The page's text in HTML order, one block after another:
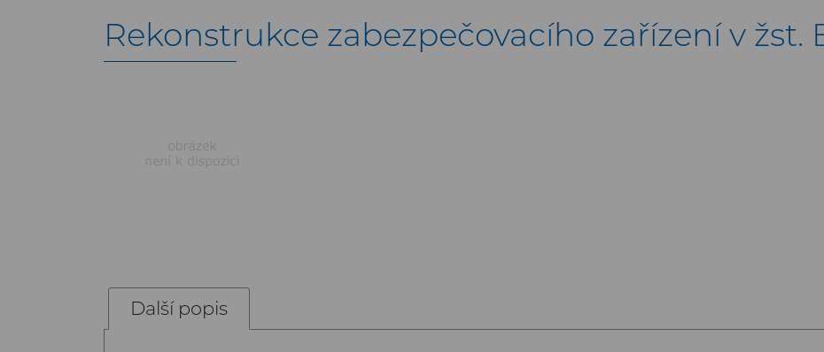
Rekonstrukce zabezpečovacího zařízení v žst.
Další popis